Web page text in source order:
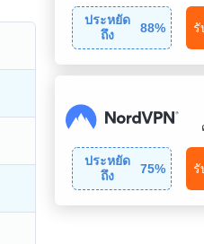
ประหยัด
ถึง
88% รั
ประหยัด
ถึง
75% รั